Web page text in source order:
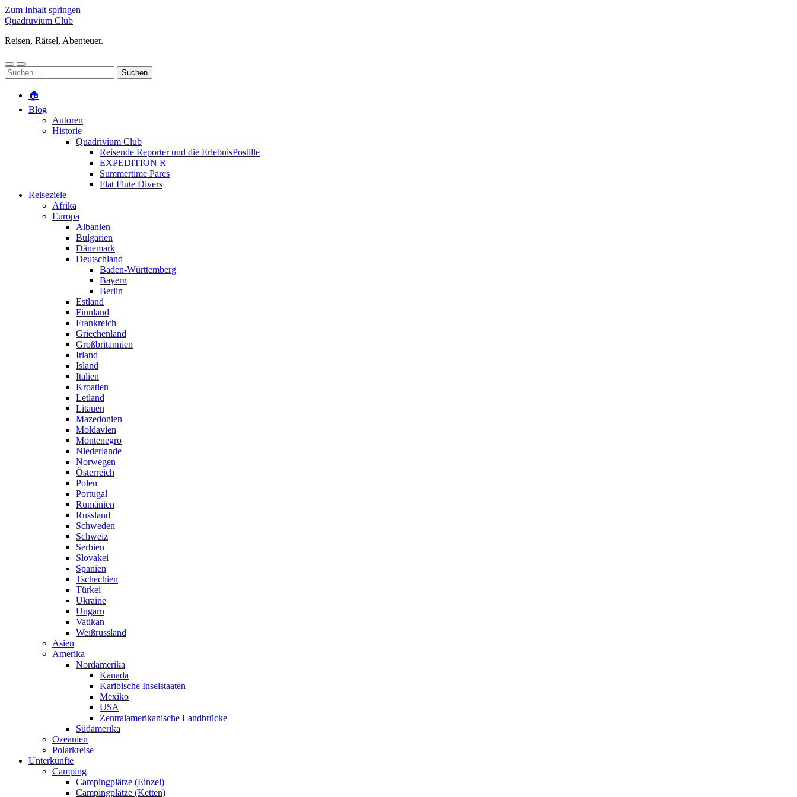
Zum Inhalt springen
Quadruvium Club
Reisen, Rätsel, Abenteuer.
Mobile-
Menü
Suchfeld
ein-/ausblenden
Suchen
nach:
🏠
Blog
Autoren
Historie
Quadrivium Club
Reisende Reporter und die ErlebnisPostille
EXPEDITION R
Summertime Parcs
Flat Flute Divers
Reiseziele
Afrika
Europa
Albanien
Bulgarien
Dänemark
Deutschland
Baden-Württemberg
Bayern
Berlin
Estland
Finnland
Frankreich
Griechenland
Großbritannien
Irland
Island
Italien
Kroatien
Letland
Litauen
Mazedonien
Moldavien
Montenegro
Niederlande
Norwegen
Österreich
Polen
Portugal
Rumänien
Russland
Schweden
Schweiz
Serbien
Slovakei
Spanien
Tschechien
Türkei
Ukraine
Ungarn
Vatikan
Weißrussland
Asien
Amerika
Nordamerika
Kanada
Karibische Inselstaaten
Mexiko
USA
Zentralamerikanische Landbrücke
Südamerika
Ozeanien
Polarkreise
Unterkünfte
Camping
Campingplätze (Einzel)
Campingplätze (Ketten)